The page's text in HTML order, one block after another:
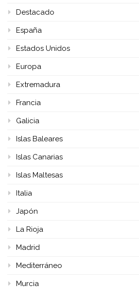
Destacado
España
Estados Unidos
Europa
Extremadura
Francia
Galicia
Islas Baleares
Islas Canarias
Islas Maltesas
Italia
Japón
La Rioja
Madrid
Mediterráneo
Murcia